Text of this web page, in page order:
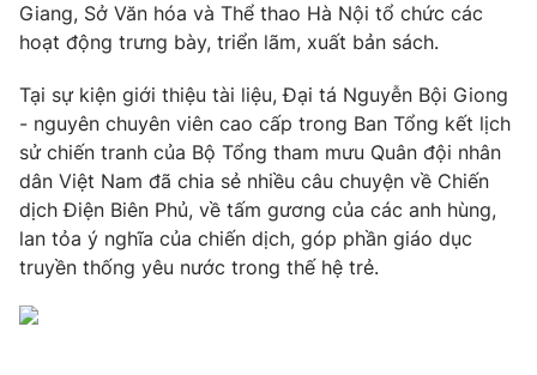
Giang, Sở Văn hóa và Thể thao Hà Nội tổ chức các
hoạt động trưng bày, triển lãm, xuất bản sách.
Tại sự kiện giới thiệu tài liệu, Đại tá Nguyễn Bội Giong
- nguyên chuyên viên cao cấp trong Ban Tổng kết lịch
sử chiến tranh của Bộ Tổng tham mưu Quân đội nhân
dân Việt Nam đã chia sẻ nhiều câu chuyện về Chiến
dịch Điện Biên Phủ, về tấm gương của các anh hùng,
lan tỏa ý nghĩa của chiến dịch, góp phần giáo dục
truyền thống yêu nước trong thế hệ trẻ.